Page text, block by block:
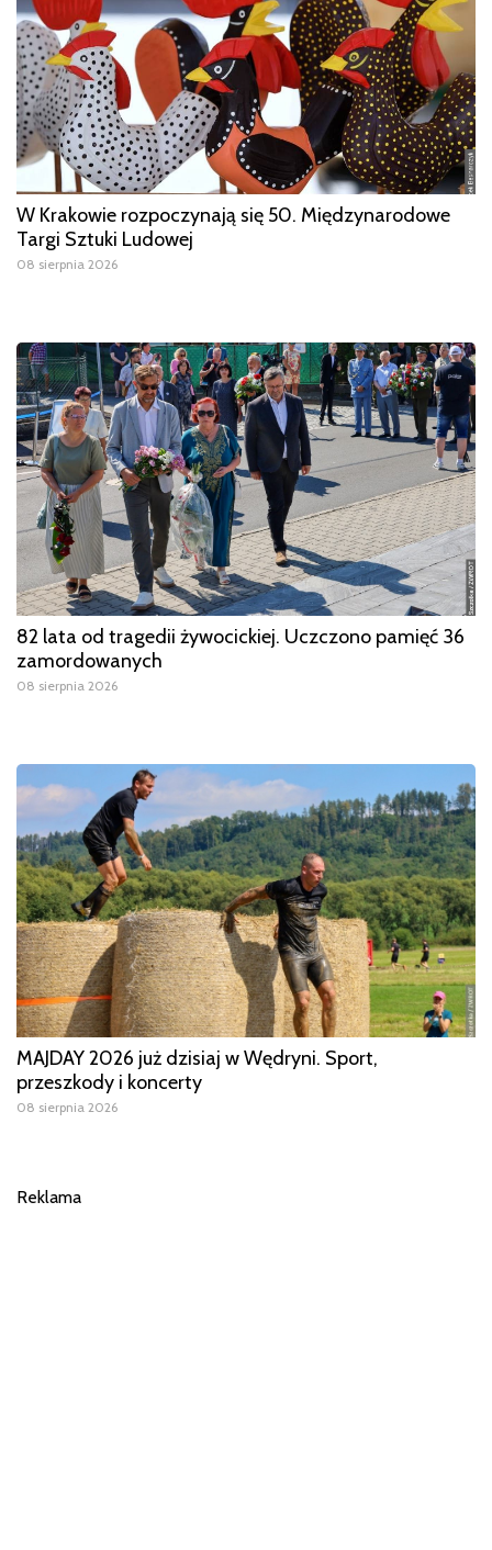
W Krakowie rozpoczynają się 50. Międzynarodowe
Targi Sztuki Ludowej
08 sierpnia 2026
82 lata od tragedii żywocickiej. Uczczono pamięć 36
zamordowanych
08 sierpnia 2026
MAJDAY 2026 już dzisiaj w Wędryni. Sport,
przeszkody i koncerty
08 sierpnia 2026
Reklama